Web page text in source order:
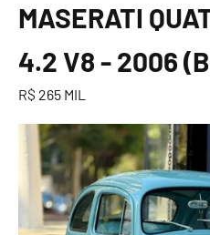
MASERATI
4.2 V8 - 2006
R$ 265 MIL